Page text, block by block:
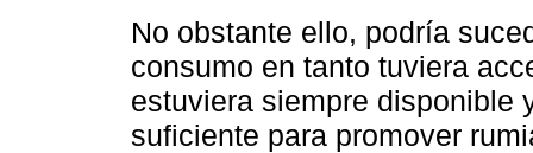
No obstante ello, podría
consumo en tanto tuviera
estuviera siempre disponible
suficiente para promover